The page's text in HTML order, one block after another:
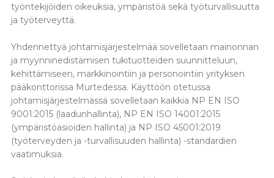
työntekijöiden oikeuksia, ympäristöä sekä työturvallisuutta
ja työterveyttä.
Yhdennettyä johtamisjärjestelmää sovelletaan mainonnan
ja myynninedistämisen tukituotteiden suunnitteluun,
kehittämiseen, markkinointiin ja personointiin yrityksen
pääkonttorissa Murtedessa. Käyttöön otetussa
johtamisjärjestelmässä sovelletaan kaikkia NP EN ISO
9001:2015 (laadunhallinta), NP EN ISO 14001:2015
(ympäristöasioiden hallinta) ja NP ISO 45001:2019
(työterveyden ja -turvallisuuden hallinta) -standardien
vaatimuksia.